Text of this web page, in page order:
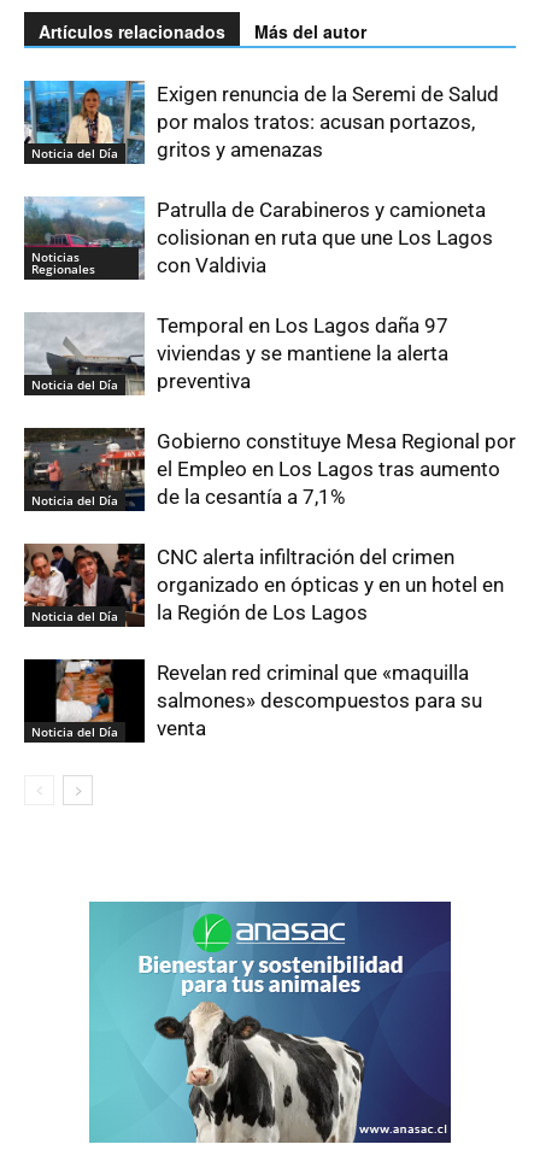
Artículos relacionados Más del autor
Noticia del Día
Exigen renuncia de la Seremi de Salud
por malos tratos: acusan portazos,
gritos y amenazas
Noticias
Regionales
Patrulla de Carabineros y camioneta
colisionan en ruta que une Los Lagos
con Valdivia
Noticia del Día
Temporal en Los Lagos daña 97
viviendas y se mantiene la alerta
preventiva
Noticia del Día
Gobierno constituye Mesa Regional por
el Empleo en Los Lagos tras aumento
de la cesantía a 7,1%
Noticia del Día
CNC alerta infiltración del crimen
organizado en ópticas y en un hotel en
la Región de Los Lagos
Noticia del Día
Revelan red criminal que «maquilla
salmones» descompuestos para su
venta